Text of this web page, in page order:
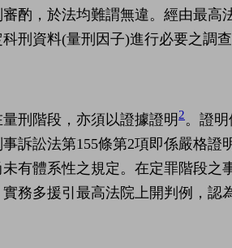
酌，於法均難謂無違。經由最高
刑資料(量刑因子)進行必要之調查
刑階段，亦須以證據證明 2。證
訴訟法第155條第2項即係嚴格證
有體系性之規定。在定罪階段之
務多援引最高法院上開判例，認